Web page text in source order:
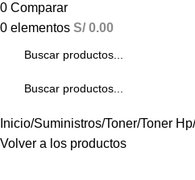
0 Comparar
0 elementos S/ 0.00
Inicio Suministros Toner Toner Hp
Volver a los productos